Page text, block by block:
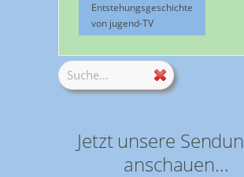
Entstehungsgeschichte
von jugend-TV
Jetzt unsere
anschauen...